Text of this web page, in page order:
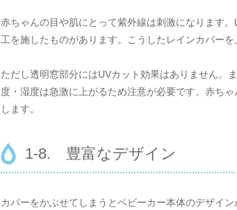
赤ちゃんの目や肌にとって紫外線は刺激になります
工を施したものがあります。こうしたレインカバー
ただし透明窓部分にはUVカット効果はありません。
度・湿度は急激に上がるため注意が必要です。赤ち
します。
1-8. 豊富なデザイン
カバーをかぶせてしまうとベビーカー本体のデザイ